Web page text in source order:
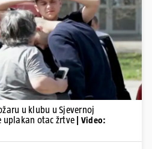
videa...
u klubu u Sjevernoj
uplakan otac žrtve
| Video: